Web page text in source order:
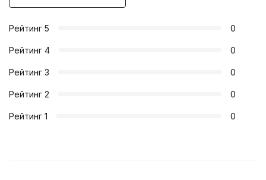
Рейтинг 5 0
Рейтинг 4 0
Рейтинг 3 0
Рейтинг 2 0
Рейтинг 1 0